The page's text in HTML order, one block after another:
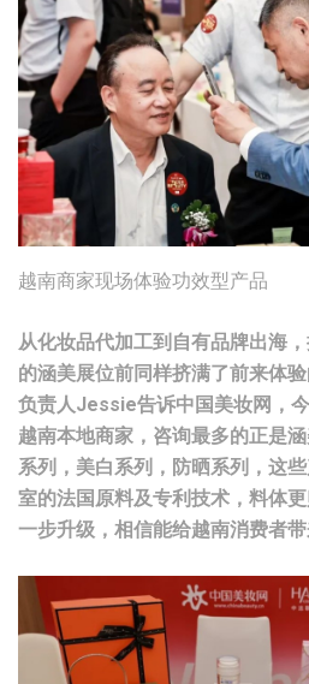
越南商家现场体验功效型产品
从化妆品代加工到自有品牌出海
的涵美展位前同样挤满了前来体
负责人Jessie告诉中国美妆网，
越南本地商家，咨询最多的正是
系列，美白系列，防晒系列，这
室的法国原料及专利技术，料体
一步升级，相信能给越南消费者带